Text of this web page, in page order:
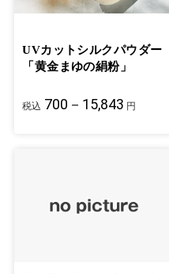
UVカットシルクパウダー
「黄金まゆの絹粉」
税込 700－15,843 円